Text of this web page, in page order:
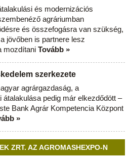
és modernizációs
agráriumban
és összefogásra van szükség,
jövőben is partnere lesz
mozdítani Tovább »
szerkezete
agrárgazdaság, a
pedig már elkezdődött –
Bank Agrár Kompetencia Központ
»
ZRT. AZ AGROMASHEXPO-N